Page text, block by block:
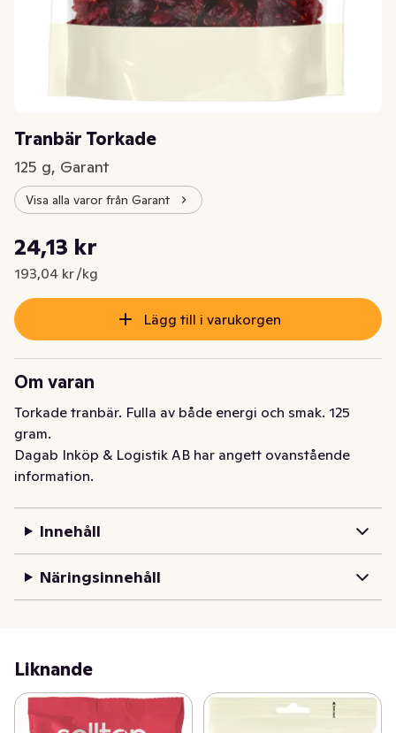
Tranbär Torkade
125 g, Garant
Visa alla varor från Garant
Nuvarande pris är: 24,13 kr
24,13 kr
193,04 kr /kg
Styckpris: 193,04 kr /kg
Lägg till i varukorgen
Om varan
Torkade tranbär. Fulla av både energi och smak. 125
gram.
Dagab Inköp & Logistik AB har angett ovanstående
information.
Innehåll
Näringsinnehåll
Liknande